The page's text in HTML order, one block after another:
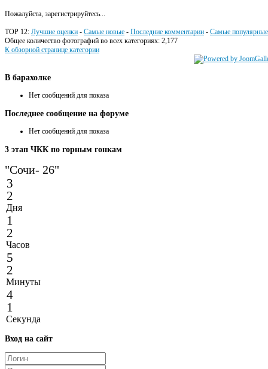
Пожалуйста, зарегистрируйтесь...
TOP 12: Лучшие оценки - Самые новые - Последние комментарии - Самые популярные
Общее количество фотографий во всех категориях: 2,177
К обзорной странице категории
В барахолке
Нет сообщений для показа
Последнее сообщение на форуме
Нет сообщений для показа
3 этап ЧКК по горным гонкам
"Сочи- 26"
3
2
Дня
1
2
Часов
5
2
Минуты
4
1
Секунда
Вход на сайт